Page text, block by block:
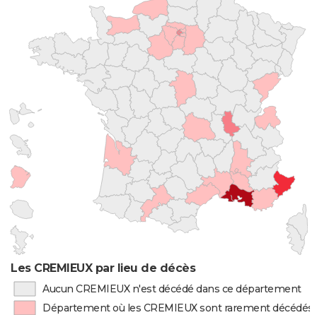
Les CREMIEUX par lieu de décès
Aucun CREMIEUX n'est décédé dans ce département
Département où les CREMIEUX sont rarement décédés